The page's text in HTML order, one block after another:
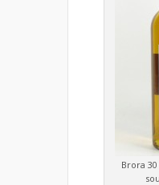
Brora